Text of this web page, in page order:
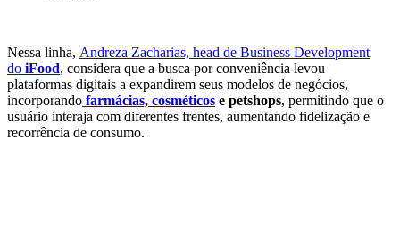
Nessa linha, Andreza Zacharias, head de Business Development
do iFood, considera que a busca por conveniência levou
plataformas digitais a expandirem seus modelos de negócios,
incorporando farmácias, cosméticos e petshops, permitindo que o
usuário interaja com diferentes frentes, aumentando fidelização e
recorrência de consumo.